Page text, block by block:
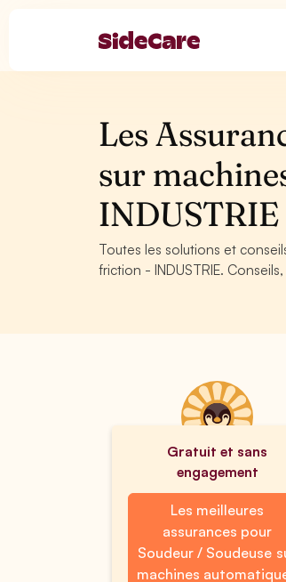
Les
sur
INDUSTRIE
Toutes les solutions et
friction - INDUSTRIE.
Gratuit et sans
engagement
Les meilleures
assurances pour
Soudeur / Soudeuse
machines